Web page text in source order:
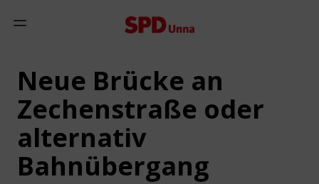
Mobiles Menü anzeigen
Neue Brücke an
Zechenstraße oder
alternativ
Bahnübergang